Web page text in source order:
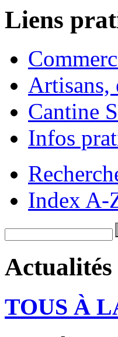
Liens
Artisans,
Cantine
Infos
Index A-
Actualités
TOUS À